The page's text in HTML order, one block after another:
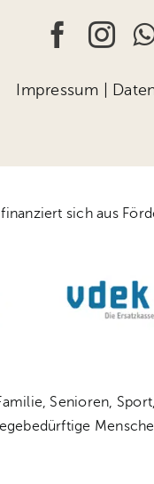
Impressum
sich aus
Senioren,